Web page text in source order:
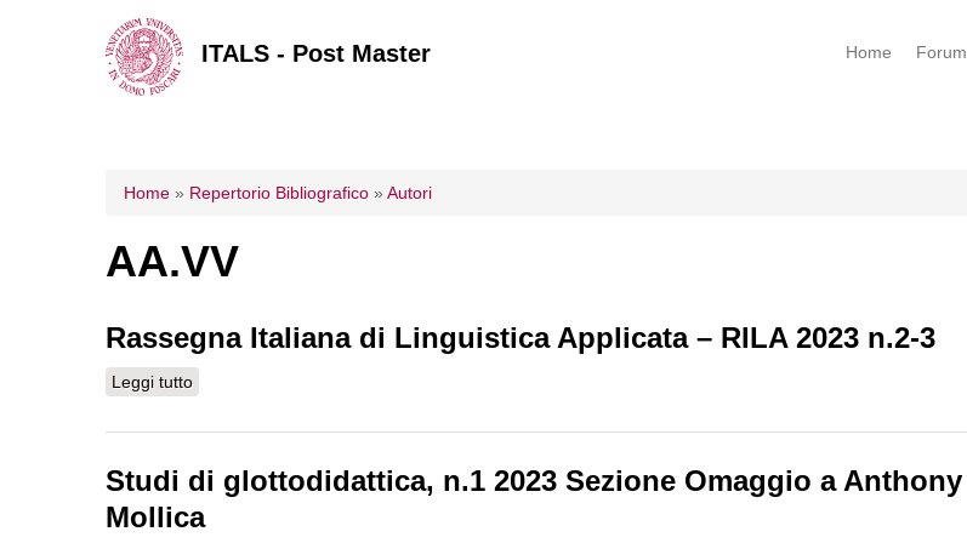
ITALS - Post Master Home Forum
Tu sei qui
Home » Repertorio Bibliografico » Autori
AA.VV
Rassegna Italiana di Linguistica Applicata – RILA 2023 n.2-3
Leggi tutto
Studi di glottodidattica, n.1 2023 ​Sezione Omaggio a Anthony
Mollica